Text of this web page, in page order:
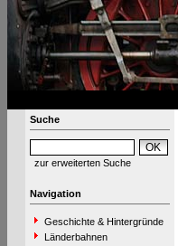
Suche
zur erweiterten Suche
Navigation
Geschichte & Hintergründe
Länderbahnen